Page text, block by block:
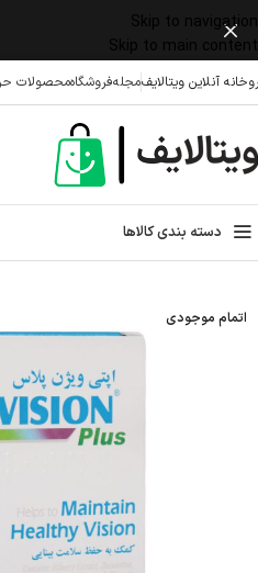
Skip to navigation
Skip to main content
آنلاین ویتالایفمجلهفروشگاهمحصولات
دسته بندی کالاها
اتمام موجودی